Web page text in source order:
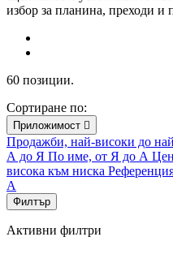
избор за планина, преходи и
60 позиции.
Сортиране по:
Приложимост 
Продажби, най-високи до
А до Я По име, от Я до А
висока към ниска
А
Филтър
Активни филтри